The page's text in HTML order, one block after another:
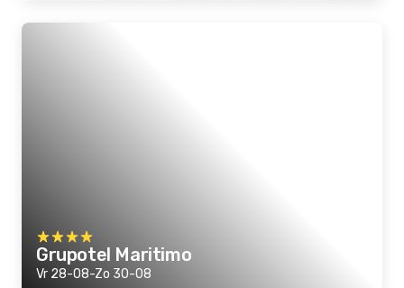
Grupotel Maritimo
Vr 28-08-Zo 30-08